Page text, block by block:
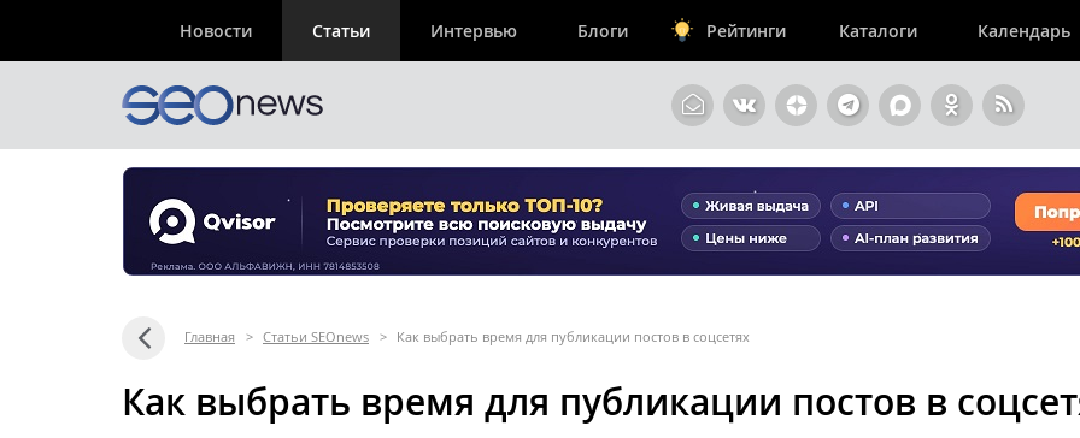
Новости Статьи Интервью Блоги Рейтинги Каталоги Календарь
Главная > Статьи SEOnews > Как выбрать время для публикации постов в соцсетях
Как выбрать время для публикации постов в